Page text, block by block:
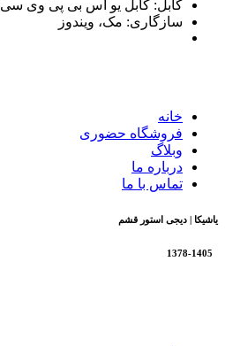
کابل: کابل یو اس بی پی وی سی 1.5 متری
سازگاری: مک، ویندوز
خانه
فروشگاه حضوری
وبلاگ
درباره ما
تماس با ما
یاشیکا | دیجی استور قشم